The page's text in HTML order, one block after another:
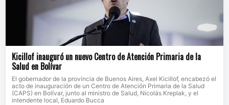
Kicillof inauguró un nuevo Centro de Atención Primaria de la
Salud en Bolívar
El gobernador de la provincia de Buenos Aires, Axel Kicillof, encabezó el
acto de inauguración de un Centro de Atención Primaria de la Salud
(CAPS) en Bolívar, junto al ministro de Salud, Nicolás Kreplak, y el
intendente local, Eduardo Bucca